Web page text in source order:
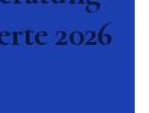
2026